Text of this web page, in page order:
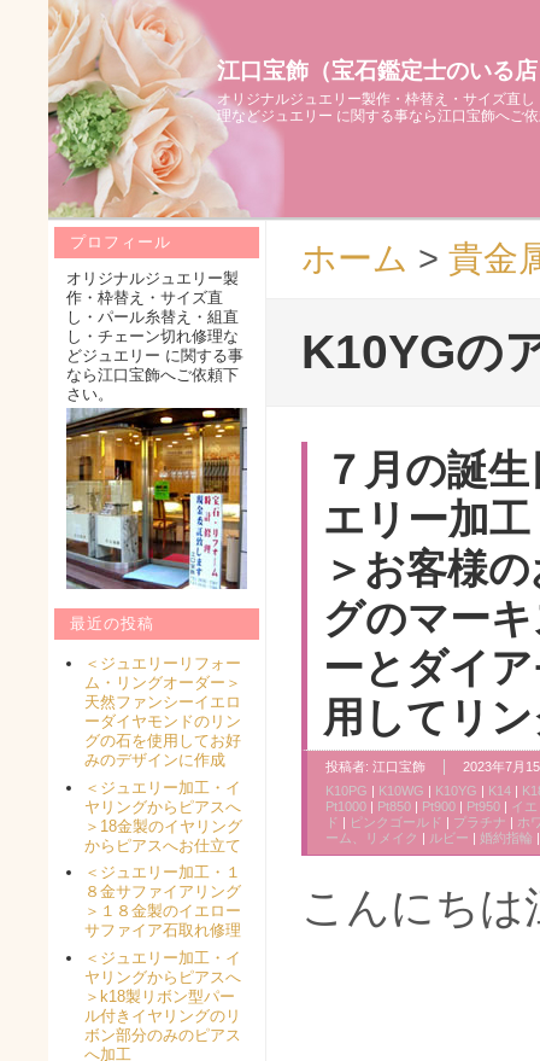
江口宝飾（宝石鑑定士のいる
オリジナルジュエリー製作・枠替え・サイズ直
理などジュエリー に関する事なら江口宝飾へご
ホーム > 貴金
K10YGの
７月の誕
エリー加
＞お客様
グのマー
ーとダイ
用してリ
投稿者: 江口宝飾
2023年7月
K10PG | K10WG | K10YG | K14 |
Pt1000 | Pt850 | Pt900 | Pt950 | イ
ド | ピンクゴールド | プラチナ | ホ
ーム、リメイク | ルビー | 婚約指輪
こんにちは
プロフィール
オリジナルジュエリー製
作・枠替え・サイズ直
し・パール糸替え・組直
し・チェーン切れ修理な
どジュエリー に関する事
なら江口宝飾へご依頼下
さい。
最近の投稿
＜ジュエリーリフォー
ム・リングオーダー＞
天然ファンシーイエロ
ーダイヤモンドのリン
グの石を使用してお好
みのデザインに作成
＜ジュエリー加工・イ
ヤリングからピアスへ
＞18金製のイヤリング
からピアスへお仕立て
＜ジュエリー加工・１
８金サファイアリング
＞１８金製のイエロー
サファイア石取れ修理
＜ジュエリー加工・イ
ヤリングからピアスへ
＞k18製リボン型パー
ル付きイヤリングのリ
ボン部分のみのピアス
へ加工